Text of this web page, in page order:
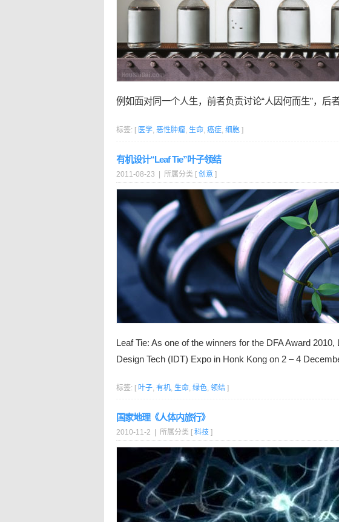
例如面对同一个人生，前者负责讨论“人因何而生”，后
标签: [ 医学, 恶性肿瘤, 生命, 癌症, 细胞 ]
有机设计“Leaf Tie”叶子领结
2011-08-23 | 所属分类 [ 创意 ]
Leaf Tie: As one of the winners for the DFA Award
Design Tech (IDT) Expo in Honk Kong on 2 – 4
标签: [ 叶子, 有机, 生命, 绿色, 领结 ]
国家地理《人体内旅行》
2010-11-2 | 所属分类 [ 科技 ]